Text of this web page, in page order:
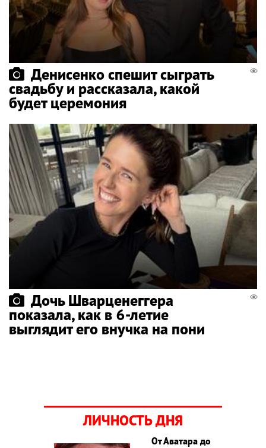
Денисенко спешит сыграть
свадьбу и рассказала, какой
будет церемония
Дочь Шварценеггера
показала, как в 6-летие
выглядит его внучка на пони
ЛИЧНОСТЬ ДНЯ
От Аватара до